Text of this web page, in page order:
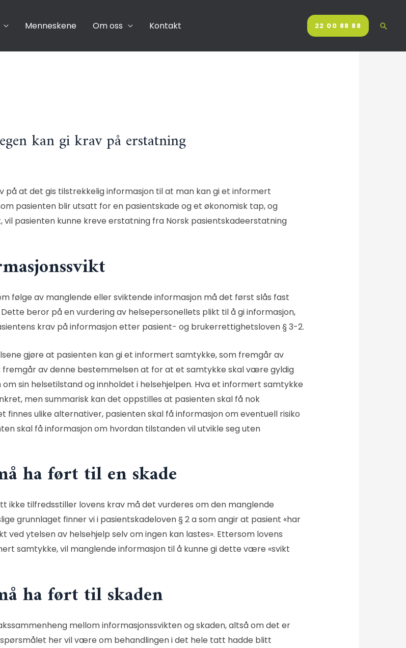
Menneskene Om oss Kontakt 22 00 88 88
kan gi krav på erstatning
på at det gis tilstrekkelig informasjon til at man kan gi et informert
pasienten blir utsatt for en pasientskade og et økonomisk tap, og
pasienten kunne kreve erstatning fra Norsk pasientskadeerstatning
følge av manglende eller sviktende informasjon må det først slås fast
beror på en vurdering av helsepersonellets plikt til å gi informasjon,
krav på informasjon etter pasient- og brukerrettighetsloven § 3-2.
gjøre at pasienten kan gi et informert samtykke, som fremgår av
fremgår av denne bestemmelsen at for at et samtykke skal være gyldig
sin helsetilstand og innholdet i helsehjelpen. Hva et informert samtykke
men summarisk kan det oppstilles at pasienten skal få nok
finnes ulike alternativer, pasienten skal få informasjon om eventuell risiko
skal få informasjon om hvordan tilstanden vil utvikle seg uten
ha ført til en skade
ikke tilfredsstiller lovens krav må det vurderes om den manglende
grunnlaget finner vi i pasientskadeloven § 2 asom angir at pasient «har
ved ytelsen av helsehjelp selv om ingen kan lastes». Ettersom lovens
samtykke, vil manglende informasjon til å kunne gi dette være «svikt
ha ført til skaden
mellom informasjonssvikten og skaden, altså om det er
her vil være om behandlingen i det hele tatt hadde blitt